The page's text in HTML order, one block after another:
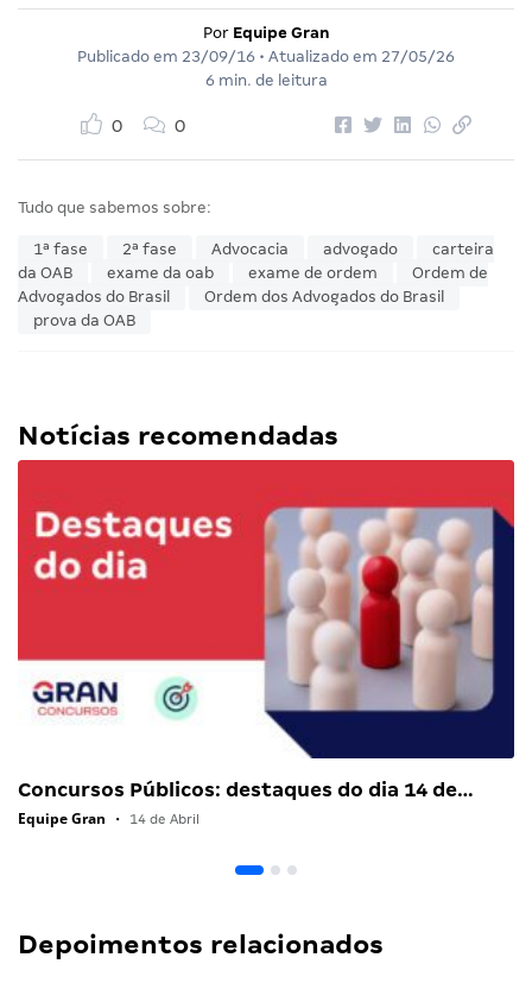
Por Equipe Gran
Publicado em 23/09/16 • Atualizado em 27/05/26
6 min. de leitura
0 0
Tudo que sabemos sobre:
1ª fase 2ª fase Advocacia advogado
carteira
da OAB
exame da oab exame de ordem
Ordem de
Advogados do Brasil
Ordem dos Advogados do Brasil
prova da OAB
Notícias recomendadas
Concursos Públicos: destaques do dia 14 de…
Equipe Gran • 14 de Abril
Depoimentos relacionados